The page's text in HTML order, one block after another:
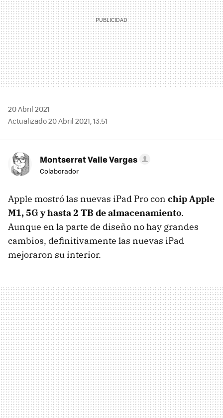
20 Abril 2021
Actualizado 20 Abril 2021, 13:51
Montserrat Valle Vargas
Colaborador
Apple mostró las nuevas iPad Pro con chip Apple
M1, 5G y hasta 2 TB de almacenamiento.
Aunque en la parte de diseño no hay grandes
cambios, definitivamente las nuevas iPad
mejoraron su interior.